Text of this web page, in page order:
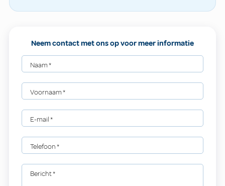
Neem contact met ons op voor meer informatie
Naam*
Voornaam*
E-mail*
Telefoon*
Bericht*